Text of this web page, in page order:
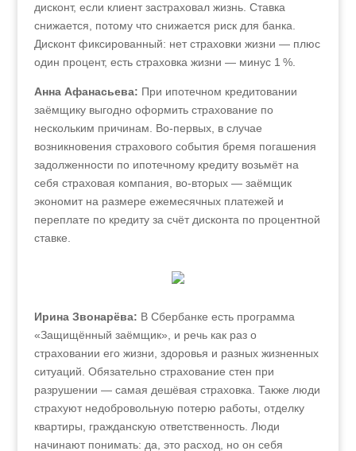
дисконт, если клиент застраховал жизнь. Ставка
снижается, потому что снижается риск для банка.
Дисконт фиксированный: нет страховки жизни — плюс
один процент, есть страховка жизни — минус 1 %.
Анна Афанасьева: При ипотечном кредитовании
заёмщику выгодно оформить страхование по
нескольким причинам. Во‑первых, в случае
возникновения страхового события бремя погашения
задолженности по ипотечному кредиту возьмёт на
себя страховая компания, во‑вторых — заёмщик
экономит на размере ежемесячных платежей и
переплате по кредиту за счёт дисконта по процентной
ставке.
Ирина Звонарёва: В Сбербанке есть программа
«Защищённый заёмщик», и речь как раз о
страховании его жизни, здоровья и разных жизненных
ситуаций. Обязательно страхование стен при
разрушении — самая дешёвая страховка. Также люди
страхуют недобровольную потерю работы, отделку
квартиры, гражданскую ответственность. Люди
начинают понимать: да, это расход, но он себя